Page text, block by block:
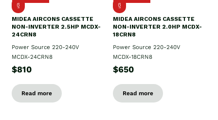
ថ្មី
MIDEA AIRCONS CASSETTE
NON-INVERTER 2.5HP MCDX-
24CRN8
Power Source 220-240V
MCDX-24CRN8
$810
Read more
ថ្មី
MIDEA AIRCONS CASSETTE
NON-INVERTER 2.0HP MCDX-
18CRN8
Power Source 220-240V
MCDX-18CRN8
$650
Read more